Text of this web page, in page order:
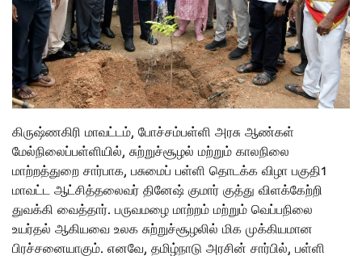
கிருஷ்ணகிரி மாவட்டம், போச்சம்பள்ளி அரசு ஆண்கள்
மேல்நிலைப்பள்ளியில், சுற்றுச்சூழல் மற்றும் காலநிலை
மாற்றத்துறை சார்பாக, பசுமைப் பள்ளி தொடக்க விழா பகுதி1
மாவட்ட ஆட்சித்தலைவர் தினேஷ் குமார் குத்து விளக்கேற்றி
துவக்கி வைத்தார். பருவமழை மாற்றம் மற்றும் வெப்பநிலை
உயர்தல் ஆகியவை உலக சுற்றுச்சூழலில் மிக முக்கியமான
பிரச்சனையாகும். எனவே, தமிழ்நாடு அரசின் சார்பில், பள்ளி